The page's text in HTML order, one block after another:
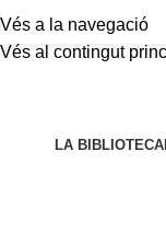
Vés a la navegació
Vés al contingut
LA BIBLIOTECA